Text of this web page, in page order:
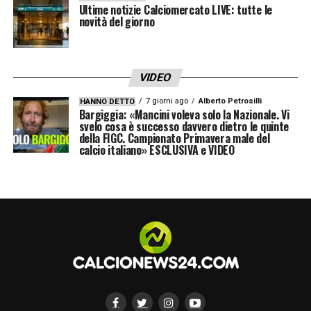
punto di vista economico.
Inter, Pellegrini possibile colpo a parametro zero
(www.calcionews24.com – X laroma24.it)
Quest’ultimo punto è uno di quelli che
Ultime notizie Calciomercato LIVE: tutte le
novità del giorno
VIDEO
HANNO DETTO 7 giorni ago Alberto Petrosilli
Bargiggia: «Mancini voleva solo la Nazionale. Vi
svelo cosa è successo davvero dietro le quinte
della FIGC. Campionato Primavera male del
calcio italiano» ESCLUSIVA e VIDEO